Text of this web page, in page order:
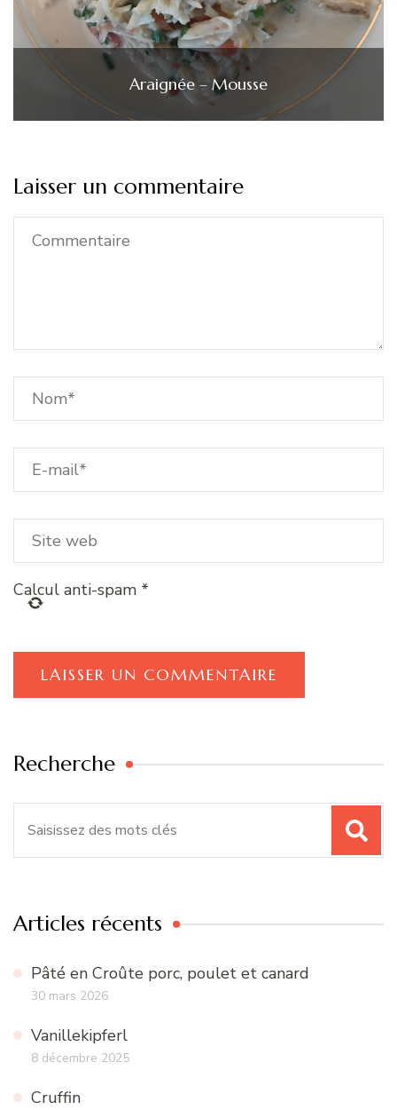
Araignée – Mousse
Laisser un commentaire
Calcul anti-spam *
Recherche
Articles récents
Pâté en Croûte porc, poulet et canard
30 mars 2026
Vanillekipferl
8 décembre 2025
Cruffin